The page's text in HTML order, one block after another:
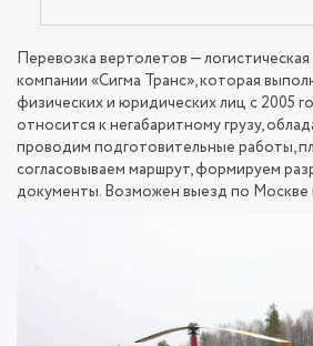
Перевозка вертолетов —
компании «Сигма Транс», которая
физических и юридических лиц с 2005
относится к негабаритному грузу,
проводим подготовительные работы,
согласовываем маршрут, формируем
документы. Возможен выезд по Москве